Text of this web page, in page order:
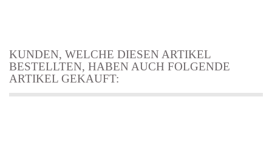
KUNDEN, WELCHE DIESEN ARTIKEL
BESTELLTEN, HABEN AUCH FOLGENDE
ARTIKEL GEKAUFT: